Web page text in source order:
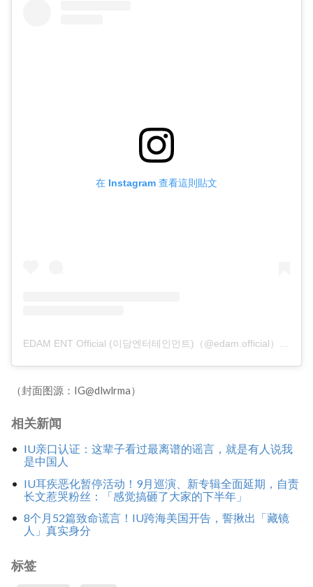
在 Instagram 查看這則貼文
（封面图源：IG@dlwlrma）
相关新闻
IU亲口认证：这辈子看过最离谱的谣言，就是有人说我
是中国人
IU耳疾恶化暂停活动！9月巡演、新专辑全面延期，自责
长文惹哭粉丝：「感觉搞砸了大家的下半年」
8个月52篇致命谎言！IU跨海美国开告，誓揪出「藏镜
人」真实身分
标签